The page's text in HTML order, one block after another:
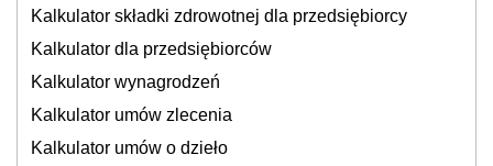
Kalkulator składki zdrowotnej dla przedsiębiorcy
Kalkulator dla przedsiębiorców
Kalkulator wynagrodzeń
Kalkulator umów zlecenia
Kalkulator umów o dzieło